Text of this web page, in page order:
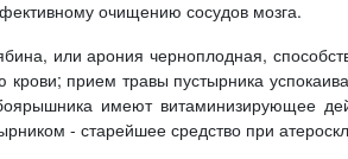
очищению сосудов мозга.
или арония черноплодная,
крови; прием травы пустырника
имеют витаминизирующее
- старейшее средство при